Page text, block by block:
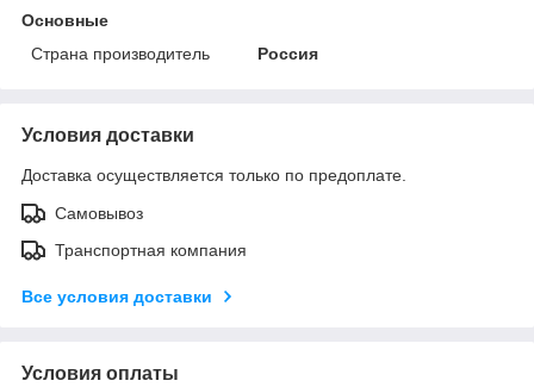
Основные
Страна производитель
Россия
Условия доставки
Доставка осуществляется только по предоплате.
Самовывоз
Транспортная компания
Все условия доставки
Условия оплаты